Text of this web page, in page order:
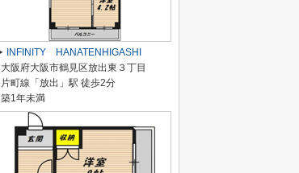
INFINITY HANATENHIGASHI
大阪府大阪市鶴見区放出東３丁目
片町線「放出」駅 徒歩2分
築1年未満